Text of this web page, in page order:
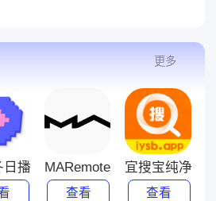
更多
日播放器2022下载旧版
MARemote
查看
宜搜宝纯净版
查看